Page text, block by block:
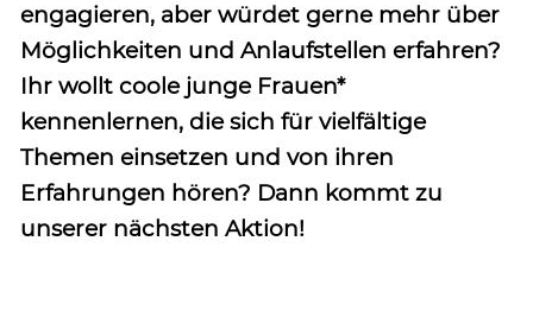
KONTAKT
engagieren, aber würdet gerne mehr über
Möglichkeiten und Anlaufstellen erfahren?
Ihr wollt coole junge Frauen*
kennenlernen, die sich für vielfältige
Themen einsetzen und von ihren
Erfahrungen hören? Dann kommt zu
unserer nächsten Aktion!